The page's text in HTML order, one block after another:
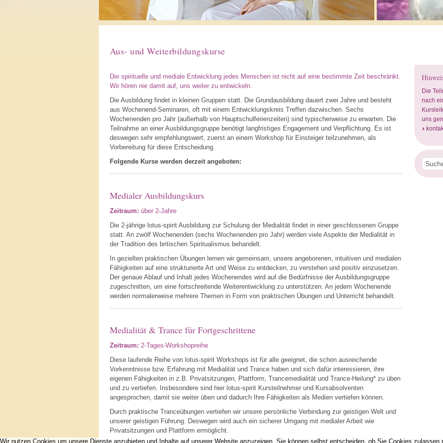
Aus- und Weiterbildungskurse
Die spirituelle und mediale Entwicklung jedes Menschen ist nicht auf eine bestimmte Zeit beschränkt.
Wir hören nie damit auf, uns weiter zu entwickeln.
Die Ausbildung findet in kleinen Gruppen statt. Die Grundausbildung dauert zwei Jahre und besteht
aus Wochenend-Seminaren, oft mit einem Entwicklungskreis Treffen dazwischen. Sechs
Wochenenden pro Jahr (außerhalb von Hauptschulferienzeiten) sind typischerweise zu erwarten. Die
Teilnahme an einer Ausbildungsgruppe benötigt langfristiges Engagement und Verpflichtung. Es ist
deswegen sehr empfehlungswert, zuerst an einem Workshop für Einsteiger teilzunehmen, als
Vorbereitung für diese Entscheidung.
Folgende Kurse werden derzeit angeboten:
Medialer Ausbildungskurs
Zeitraum: über 2-Jahre
Die 2-jährige lotus-spirit Ausbildung zur Schulung der Medialität findet in einer geschlossenen Gruppe
statt. An zwölf Wochenenden (sechs Wochenenden pro Jahr) werden viele Aspekte der Medialität in
der Tradition des britischen Spiritualismus behandelt.
In gezielten praktischen Übungen lernen wir gemeinsam, unsere angeborenen, intuitiven und medialen
Fähigkeiten auf eine strukturierte Art und Weise zu entdecken, zu verstehen und positiv einzusetzen.
Der genaue Ablauf und Inhalt jedes Wochenendes wird auf die Bedürfnisse der Ausbildungsgruppe
zugeschnitten, um eine fortschreitende Weiterentwicklung zu unterstützen. An jedem Wochenende
werden normalerweise mehrere Themen in Form von praktischen Übungen und Unterricht behandelt.
Medialität & Trance für Fortgeschrittene
Zeitraum: 2-Tages-Workshopreihe
Diese laufende Reihe von lotus-spirit Workshops ist für alle geeignet, die schon ausreichende
Vorkenntnisse bzw. Erfahrung mit Medialität und Trance haben und sich dafür interessieren, ihre
eigenen Fähigkeiten in z.B. Privatsitzungen, Plattform, Trancemedialität und Trance-Heilung* zu üben
und zu vertiefen. Insbesondere sind hier lotus-spirit Kursteilnehmer und Kursabsolventen
angesprochen, damit sie weiter üben und dadurch Ihre Fähigkeiten als Medien vertiefen können.
Durch praktische Tranceübungen vertiefen wir unsere persönliche Verbindung zur geistigen Welt und
unserer geistigen Führung. Deswegen wird auch ein sicherer Umgang mit medialer Arbeit wie
Privatsitzungen und Plattform ermöglicht.
Die
nach
uns
Suchen
Wir nutzen Cookies um unsere Dienste anzubieten und Inhalte auf unserer Website anzuzeigen. Sie können selbst entscheiden, ob Sie Cookies zulassen